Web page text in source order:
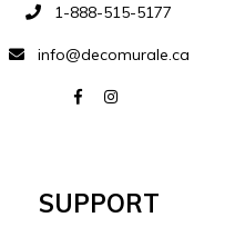
1-888-515-5177
info@decomurale.ca
Support